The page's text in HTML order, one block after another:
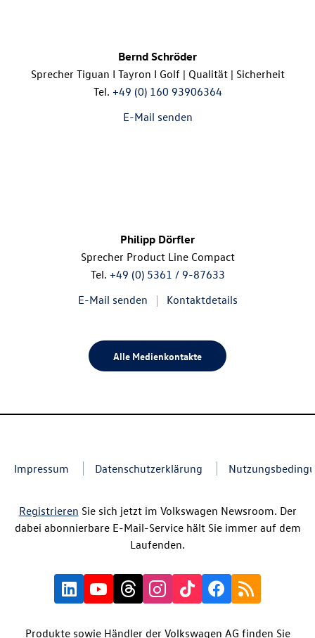
Bernd Schröder
Sprecher Tiguan I Tayron I Golf | Qualität | Sicherheit
Tel. +49 (0) 160 93906364
E-Mail senden
Philipp Dörfler
Sprecher Product Line Compact
Tel. +49 (0) 5361 / 9-87633
E-Mail senden
Kontaktdetails
Alle Medienkontakte
Impressum Datenschutzerklärung
Registrieren Sie sich jetzt im Volkswagen Newsroom. Der
dabei abonnierbare E-Mail-Service hält Sie immer auf dem
Laufenden.
Produkte sowie Händler der Volkswagen AG finden Sie